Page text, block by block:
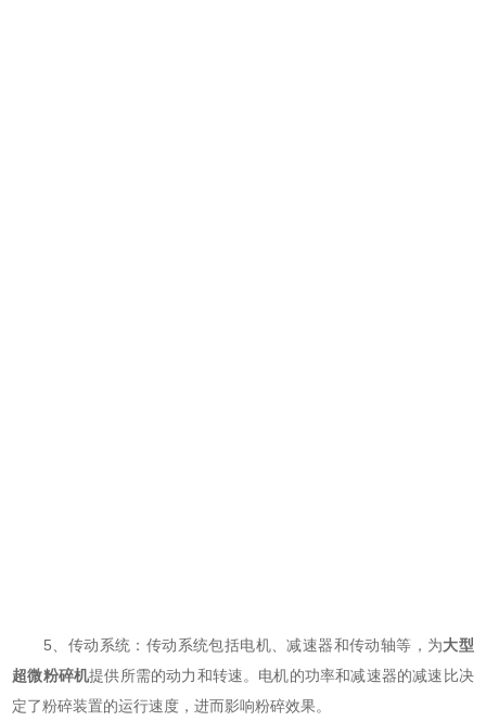
5、传动系统：传动系统包括电机、减速器和传动轴等，为大型
超微粉碎机提供所需的动力和转速。电机的功率和减速器的减速比决
定了粉碎装置的运行速度，进而影响粉碎效果。